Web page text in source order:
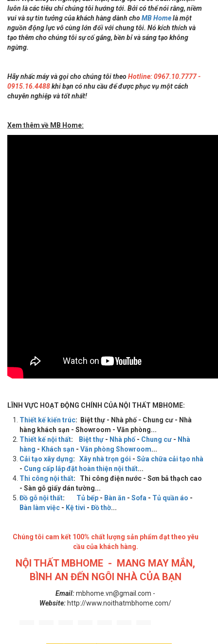
luôn là các tiêu chí chúng tôi hướng tới. Bởi có thể nói rằng, niềm
vui và sự tin tưởng của khách hàng dành choMB Homelà một
nguồn động lực vô cùng lớn đối với chung tôi. Nó kích thích và
tạo thêm cho chúng tôi sự cố gắng, bền bỉ và sáng tạo không
ngừng.
Hãy nhấc máy và gọi cho chúng tôi theoHotline: 0967.10.7777 -
0915.16.4488khi bạn có nhu cầu để được phục vụ một cách
chuyên nghiệp và tốt nhất!
Xem thêm về MB Home:
LĨNH VỰC HOẠT ĐỘNG CHÍNH CỦA NỘI THẤT MBHOME:
Thiết kế kiến trúc: Biệt thự - Nhà phố - Chung cư - Nhà
hàng khách sạn - Showroom - Văn phòng...
Thiết kế nội thất: Biệt thự - Nhà phố- Chung cư - Nhà
hàng - Khách sạn - Văn phòng Showroom...
Cải tạo xây dựng: Xây nhà trọn gói - Sửa chữa cải tạo nhà
- Cung cấp lắp đặt hoàn thiện nội thất...
Thi công nội thất: Thi công điện nước - Sơn bả thạch cao
- Sàn gỗ giấy dán tường...
Đồ gỗ nội thất: Tủ bếp - Bàn ăn - Sofa - Tủ quần áo -
Bàn làm việc - Kệ tivi - Đồ thờ...
Chúng tôi cam kết 100% chất lượng sản phẩm đạt theo yêu
cầu của khách hàng.
NỘI THẤT MBHOME - MANG MAY MẮN,
BÌNH AN ĐẾN NGÔI NHÀ CỦA BẠN
Email:mbhome.vn@gmail.com -
Website: http://www.noithatmbhome.com/